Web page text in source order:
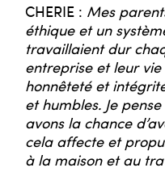
CHERIE : Mes
éthique et un
travaillaient dur
entreprise et leur
honnêteté et
et humbles. Je
avons la chance
cela affecte et
à la maison et au